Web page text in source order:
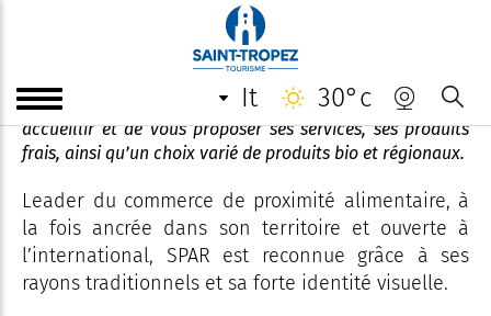
it 30°c
SPAR Saint Tropez
Notre magasin SPAR Saint Tropez est ravi de vous
accueillir et de vous proposer ses services, ses produits
frais, ainsi qu’un choix varié de produits bio et régionaux.
Leader du commerce de proximité alimentaire, à
la fois ancrée dans son territoire et ouverte à
l’international, SPAR est reconnue grâce à ses
rayons traditionnels et sa forte identité visuelle.